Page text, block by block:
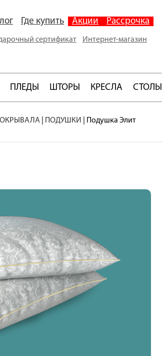
Где купить Акции Рассрочка
сертификат Интернет-магазин
ПЛЕДЫ ШТОРЫ КРЕСЛА СТОЛЫ
ПОДУШКИ Подушка Элит